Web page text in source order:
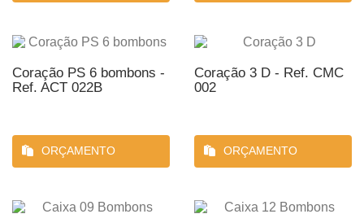
Coração PS 6 bombons -
Ref. ACT 022B
ORÇAMENTO
Coração 3 D - Ref. CMC
002
ORÇAMENTO